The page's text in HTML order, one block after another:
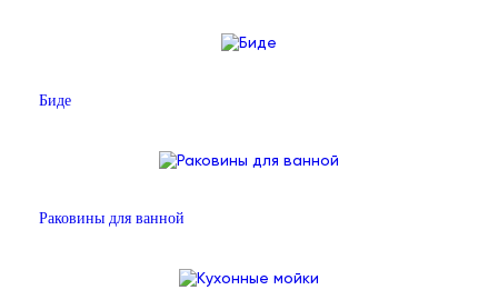
Биде
Раковины для ванной